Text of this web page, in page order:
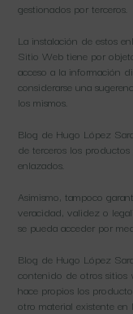
gestionados por terceros.
La instalación de estos
Sitio Web tiene por
acceso a la información
considerarse una
los mismos.
Blog de Hugo López
de terceros los
enlazados.
Asimismo, tampoco
veracidad, validez o
se pueda acceder por
Blog de Hugo López
contenido de otros sitios
hace propios los
otro material existente en